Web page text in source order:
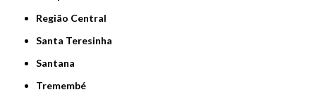
Região Central
Santa Teresinha
Santana
Tremembé